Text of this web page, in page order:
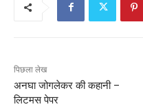
पिछला लेख
अनघा जोगलेकर की कहानी –
लिटमस पेपर